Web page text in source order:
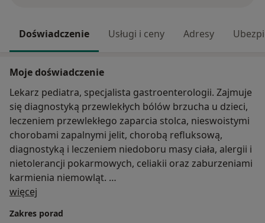
Doświadczenie Usługi i ceny Adresy
Moje doświadczenie
Lekarz pediatra, specjalista gastroenterologii. Zajmuje
się diagnostyką przewlekłych bólów brzucha u dzieci,
leczeniem przewlekłego zaparcia stolca, nieswoistymi
chorobami zapalnymi jelit, chorobą refluksową,
diagnostyką i leczeniem niedoboru masy ciała, alergii i
nietolerancji pokarmowych, celiakii oraz zaburzeniami
karmienia niemowląt.
najważniejsze dla zachowania dobrego zdrowia jest
więcej
Zakres porad